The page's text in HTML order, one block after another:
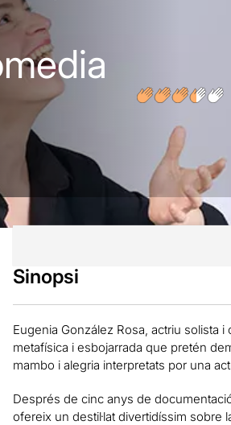
Sinopsi
Eugenia González Rosa, actriu solista
metafísica i esbojarrada que pretén
mambo i alegria interpretats por una
Després de cinc anys de
ofereix un destil·lat divertidíssim